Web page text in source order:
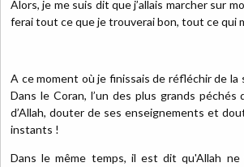
Alors, je me suis dit que j’allais marcher sur
ferai tout ce que je trouverai bon, tout ce qui
A ce moment où je finissais de réfléchir de la
Dans le Coran, l’un des plus grands
d’Allah, douter de ses enseignements et
instants !
Dans le même temps, il est dit qu'Allah